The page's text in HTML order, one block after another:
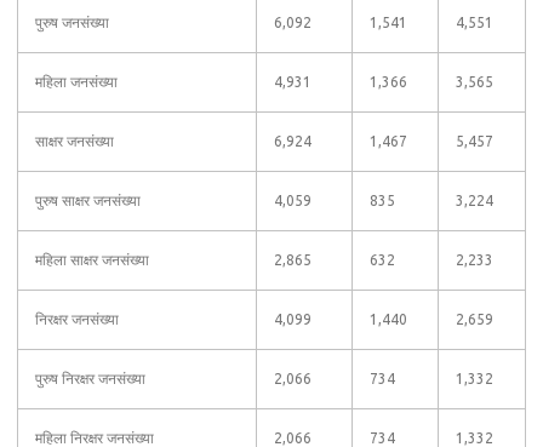
पुरुष जनसंख्या 6,092 1,541 4,551
महिला जनसंख्या 4,931 1,366 3,565
साक्षर जनसंख्या 6,924 1,467 5,457
पुरुष साक्षर जनसंख्या 4,059 835 3,224
महिला साक्षर जनसंख्या 2,865 632 2,233
निरक्षर जनसंख्या 4,099 1,440 2,659
पुरुष निरक्षर जनसंख्या 2,066 734 1,332
महिला निरक्षर जनसंख्या 2,066 734 1,332